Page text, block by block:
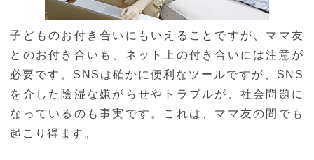
子どものお付き合いにもいえることですが、ママ友
とのお付き合いも、ネット上の付き合いには注意が
必要です。SNSは確かに便利なツールですが、SNS
を介した陰湿な嫌がらせやトラブルが、社会問題に
なっているのも事実です。これは、ママ友の間でも
起こり得ます。